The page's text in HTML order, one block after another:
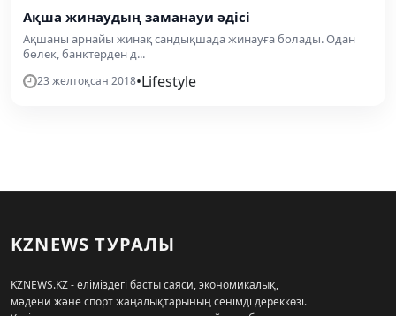
Ақша жинаудың заманауи әдісі
Ақшаны арнайы жинақ сандықшада жинауға болады. Одан
бөлек, банктерден д...
23 желтоқсан 2018•Lifestyle
KZNEWS ТУРАЛЫ
KZNEWS.KZ - еліміздегі басты саяси, экономикалық,
мәдени және спорт жаңалықтарының сенімді дереккөзі.